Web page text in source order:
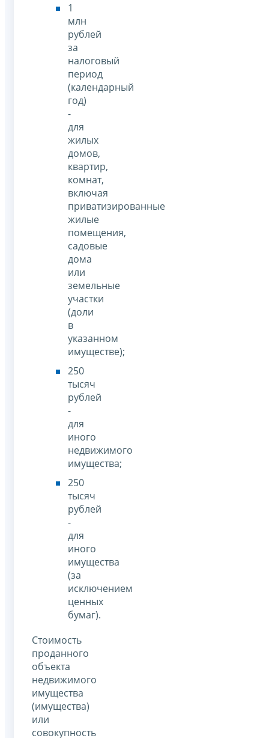
1
млн
рублей
за
налоговый
период
(календарный
год)
-
для
жилых
домов,
квартир,
комнат,
включая
приватизированные
жилые
помещения,
садовые
дома
или
земельные
участки
(доли
в
указанном
имуществе);
250
тысяч
рублей
-
для
иного
недвижимого
имущества;
250
тысяч
рублей
-
для
иного
имущества
(за
исключением
ценных
бумаг).
Стоимость
проданного
объекта
недвижимого
имущества
(имущества)
или
совокупность